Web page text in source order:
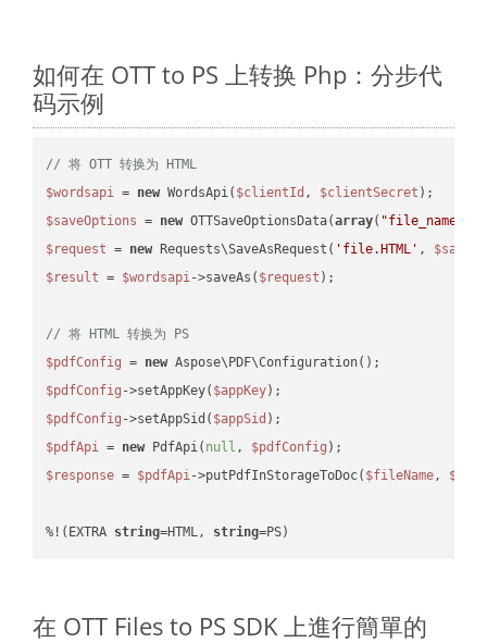
如何在 OTT to PS 上转换 Php：分步代
码示例
// 将 OTT 转换为 HTML
$wordsapi = new WordsApi( $clientId , $clientSecret
$saveOptions = new OTTSaveOptionsData(array( "file_name"
$request = new Requests\SaveAsRequest( 'file.HTML' ,
$result = $wordsapi->saveAs( $request );
// 将 HTML 转换为 PS
$pdfConfig = new
$pdfConfig ->setAppKey( $appKey
$pdfConfig ->setAppSid( $appSid
$pdfApi = new PdfApi( null , $pdfConfig
$response = $pdfApi->putPdfInStorageToDoc( $fileName,
%!(EXTRA string=HTML, string=PS)
在 OTT Files to PS SDK 上進行簡單的